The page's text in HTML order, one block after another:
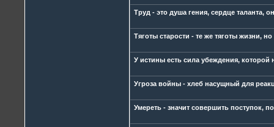
Труд - это душа гения, сердце таланта,
Тяготы старости - те же тяготы жизни,
У истины есть сила убеждения,
Угроза войны - хлеб насущный для
Умереть - значит совершить поступок,